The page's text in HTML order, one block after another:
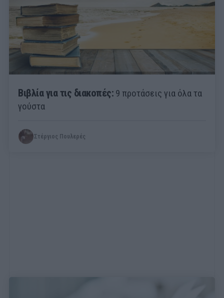
Βιβλία για τις διακοπές: 9 προτάσεις για όλα τα
γούστα
Στέργιος Πουλερές